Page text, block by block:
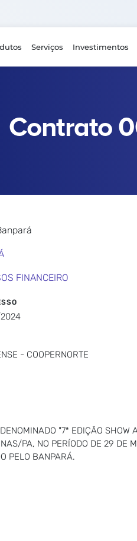
Serviços Investimentos
Contrato
FINANCEIRO
- COOPERNORTE
"7ª EDIÇÃO
PA, NO PERÍODO DE 29 DE
PELO BANPARÁ.